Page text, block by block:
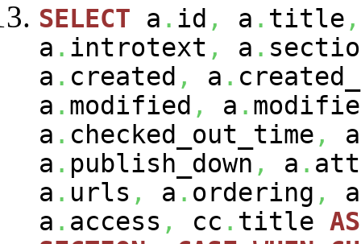
SELECT a . id , a . title ,
a . introtext , a .
a . created , a .
a . modified , a .
a . checked_out_time , a
a . publish_down , a .
a . urls , a . ordering , a
a . access , cc . title AS